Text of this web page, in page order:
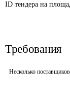
ID тендера на
Требования
Несколько поставщиков